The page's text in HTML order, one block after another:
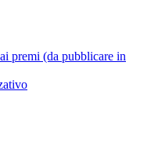
premi (da pubblicare in